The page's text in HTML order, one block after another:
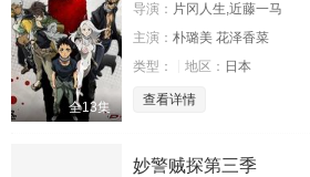
全13集
导演： 片冈人生,近藤一马
主演： 朴璐美 花泽香菜
类型：
地区： 日本
查看详情
妙警贼探第三季